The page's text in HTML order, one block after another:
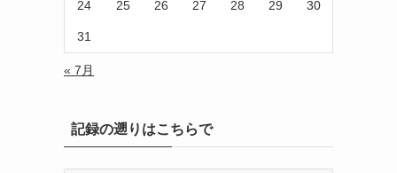
24 25 26 27 28 29 30
31
« 7月
記録の遡りはこちらで